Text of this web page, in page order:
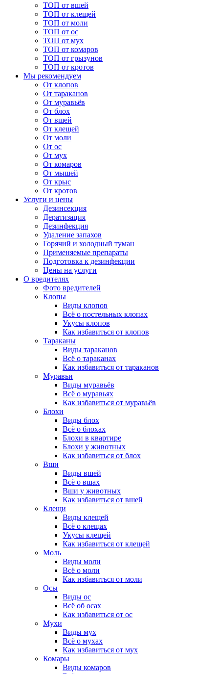
ТОП от вшей
ТОП от клещей
ТОП от моли
ТОП от ос
ТОП от мух
ТОП от комаров
ТОП от грызунов
ТОП от кротов
Мы рекомендуем
От клопов
От тараканов
От муравьёв
От блох
От вшей
От клещей
От моли
От ос
От мух
От комаров
От мышей
От крыс
От кротов
Услуги и цены
Дезинсекция
Дератизация
Дезинфекция
Удаление запахов
Горячий и холодный туман
Применяемые препараты
Подготовка к дезинфекции
Цены на услуги
О вредителях
Фото вредителей
Клопы
Виды клопов
Всё о постельных клопах
Укусы клопов
Как избавиться от клопов
Тараканы
Виды тараканов
Всё о тараканах
Как избавиться от тараканов
Муравьи
Виды муравьёв
Всё о муравьях
Как избавиться от муравьёв
Блохи
Виды блох
Всё о блохах
Блохи в квартире
Блохи у животных
Как избавиться от блох
Вши
Виды вшей
Всё о вшах
Вши у животных
Как избавиться от вшей
Клещи
Виды клещей
Всё о клещах
Укусы клещей
Как избавиться от клещей
Моль
Виды моли
Всё о моли
Как избавиться от моли
Осы
Виды ос
Всё об осах
Как избавиться от ос
Мухи
Виды мух
Всё о мухах
Как избавиться от мух
Комары
Виды комаров